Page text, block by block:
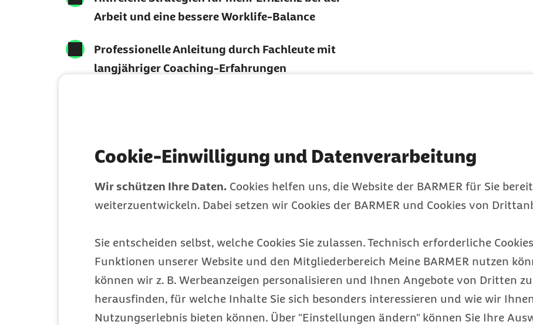
Cookie-Einwilligung und Datenverarbeitung
Wir schützen Ihre Daten. Cookies helfen uns, die Website der BARMER für Sie
weiterzuentwickeln. Dabei setzen wir Cookies der BARMER und Cookies von
Sie entscheiden selbst, welche Cookies Sie zulassen. Technisch erforderliche
Funktionen unserer Website und den Mitgliederbereich Meine BARMER nutzen
können wir z. B. Werbeanzeigen personalisieren und Ihnen Angebote von Dritten
herausfinden, für welche Inhalte Sie sich besonders interessieren und wie wir
Nutzungserlebnis bieten können. Über "Einstellungen ändern" können Sie Ihre
Arbeit und eine bessere Worklife-Balance
Professionelle Anleitung durch Fachleute mit
langjähriger Coaching-Erfahrungen
Ihr Expertenteam